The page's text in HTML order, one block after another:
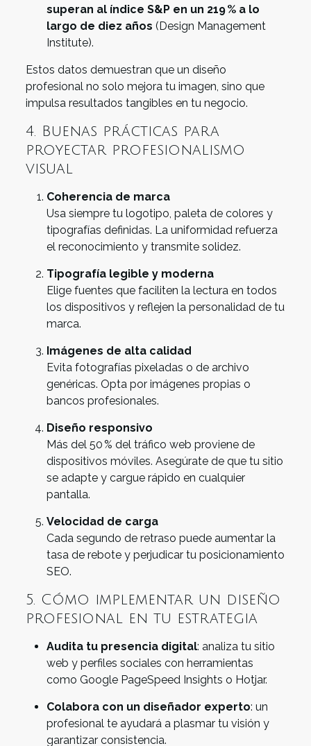
superan al índice S&P en un 219 % a lo
largo de diez años (Design Management
Institute).
Estos datos demuestran que un diseño
profesional no solo mejora tu imagen, sino que
impulsa resultados tangibles en tu negocio.
4. Buenas prácticas para
proyectar profesionalismo
visual
Coherencia de marca
Usa siempre tu logotipo, paleta de colores y
tipografías definidas. La uniformidad refuerza
el reconocimiento y transmite solidez.
Tipografía legible y moderna
Elige fuentes que faciliten la lectura en todos
los dispositivos y reflejen la personalidad de tu
marca.
Imágenes de alta calidad
Evita fotografías pixeladas o de archivo
genéricas. Opta por imágenes propias o
bancos profesionales.
Diseño responsivo
Más del 50 % del tráfico web proviene de
dispositivos móviles. Asegúrate de que tu sitio
se adapte y cargue rápido en cualquier
pantalla.
Velocidad de carga
Cada segundo de retraso puede aumentar la
tasa de rebote y perjudicar tu posicionamiento
SEO.
5. Cómo implementar un diseño
profesional en tu estrategia
Audita tu presencia digital: analiza tu sitio
web y perfiles sociales con herramientas
como Google PageSpeed Insights o Hotjar.
Colabora con un diseñador experto: un
profesional te ayudará a plasmar tu visión y
garantizar consistencia.